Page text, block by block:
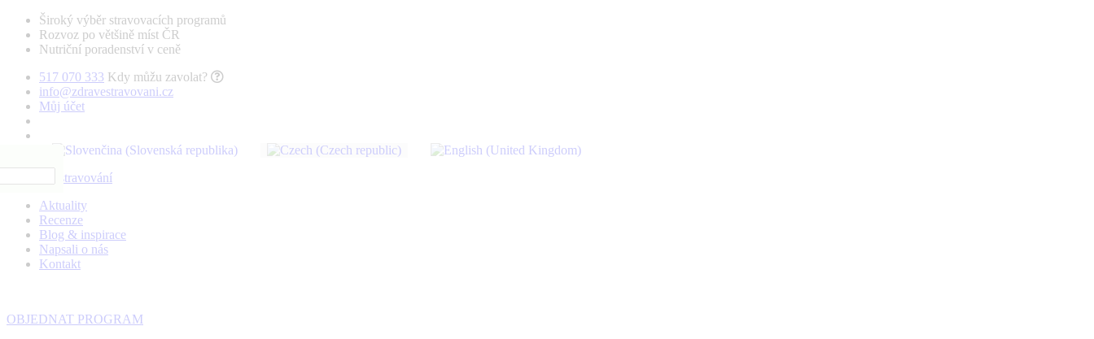
Široký výběr stravovacích programů
Rozvoz po většině míst ČR
Nutriční poradenství v ceně
517 070 333 Kdy můžu zavolat?
info@zdravestravovani.cz
Můj účet
Aktuality
Recenze
Blog & inspirace
Napsali o nás
Kontakt
OBJEDNAT PROGRAM